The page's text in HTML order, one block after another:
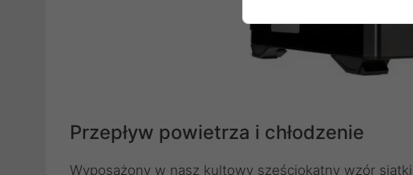
Przepływ powietrza i chłodzenie
Wyposażony w nasz kultowy sześciokątny wzór